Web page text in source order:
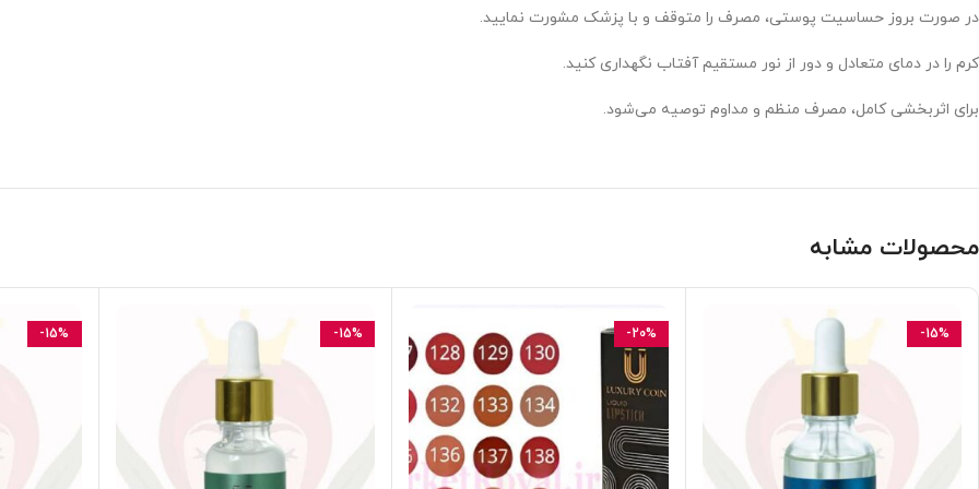
در صورت بروز حساسیت پوستی، مصرف را متوقف و با پزشک مشورت نمایید.
کرم را در دمای متعادل و دور از نور مستقیم آفتاب نگهداری کنید.
برای اثربخشی کامل، مصرف منظم و مداوم توصیه می‌شود.
محصولات مشابه
-15%
-20%
-15%
-15%